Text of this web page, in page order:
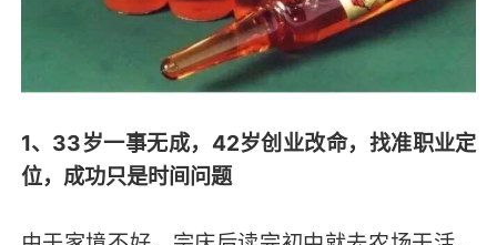
1、33岁一事无成，42岁创业改命，找准职业定
位，成功只是时间问题